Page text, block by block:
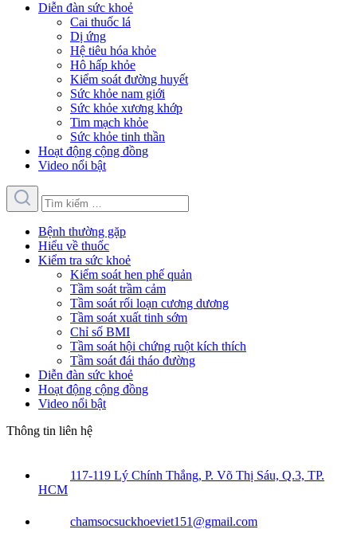
Diễn đàn sức khoẻ
Cai thuốc lá
Dị ứng
Hệ tiêu hóa khỏe
Hô hấp khỏe
Kiểm soát đường huyết
Sức khỏe nam giới
Sức khỏe xương khớp
Tim mạch khỏe
Sức khỏe tinh thần
Hoạt động cộng đồng
Video nổi bật
Bệnh thường gặp
Hiểu về thuốc
Kiểm tra sức khoẻ
Kiểm soát hen phế quản
Tầm soát trầm cảm
Tầm soát rối loạn cương dương
Tầm soát xuất tinh sớm
Chỉ số BMI
Tầm soát hội chứng ruột kích thích
Tầm soát đái tháo đường
Diễn đàn sức khoẻ
Hoạt động cộng đồng
Video nổi bật
Thông tin liên hệ
117-119 Lý Chính Thắng, P. Võ Thị Sáu, Q.3, TP.
HCM
chamsocsuckhoeviet151@gmail.com